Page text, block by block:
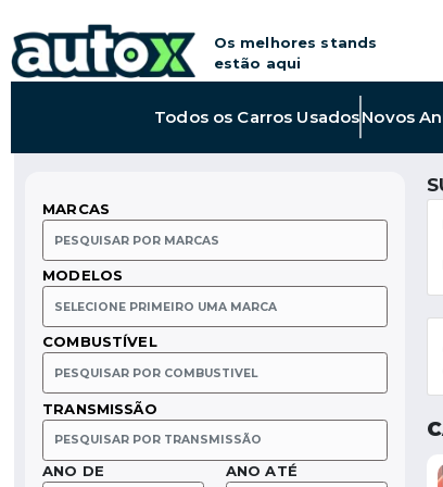
Os melhores stands
estão aqui
Todos os Carros UsadosLink
para
Todos
Usados
Novos
MARCAS
MODELOS
COMBUSTÍVEL
TRANSMISSÃO
ANO DE ANO ATÉ